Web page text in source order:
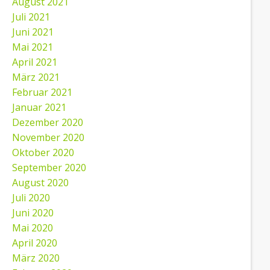
Juli 2021
Juni 2021
Mai 2021
April 2021
März 2021
Februar 2021
Januar 2021
Dezember 2020
November 2020
Oktober 2020
September 2020
August 2020
Juli 2020
Juni 2020
Mai 2020
April 2020
März 2020